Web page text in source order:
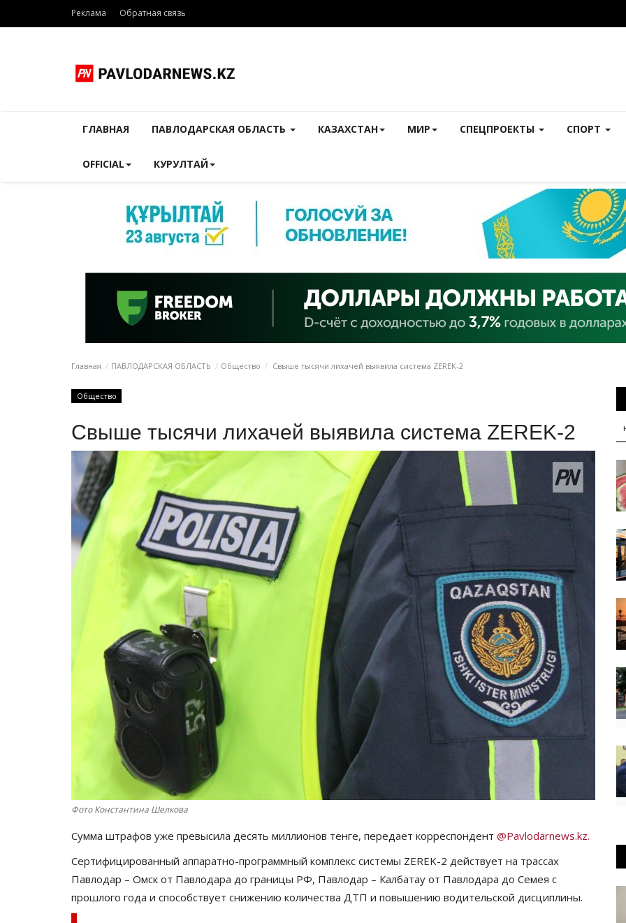
Реклама Обратная связь
ГЛАВНАЯ ПАВЛОДАРСКАЯ ОБЛАСТЬ КАЗАХСТАН МИР СПЕЦПРОЕКТЫ СПОРТ
OFFICIAL КУРУЛТАЙ
Главная ПАВЛОДАРСКАЯ ОБЛАСТЬ Общество Свыше тысячи лихачей выявила система ZEREK-2
Общество
Свыше тысячи лихачей выявила система ZEREK-2
Фото Константина Шелкова
Сумма штрафов уже превысила десять миллионов тенге, передает корреспондент @Pavlodarnews.kz.
Cертифицированный аппаратно-программный комплекс системы ZEREK-2 действует на трассах
Павлодар – Омск от Павлодара до границы РФ, Павлодар – Калбатау от Павлодара до Семея с
прошлого года и способствует снижению количества ДТП и повышению водительской дисциплины.